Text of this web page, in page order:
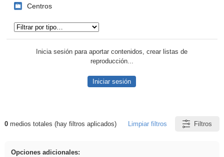
Centros
Inicia sesión para aportar contenidos, crear listas de
reproducción...
Iniciar sesión
Resultados de: song
0medios totales (hay filtros aplicados) Limpiar filtros Filtros
Opciones adicionales: